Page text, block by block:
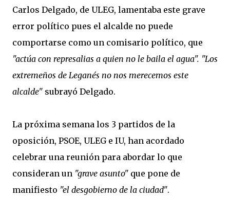
Carlos Delgado, de ULEG, lamentaba este grave
error político pues el alcalde no puede
comportarse como un comisario político, que
"actúa con represalias a quien no le baila el agua". "Los
extremeños de Leganés no nos merecemos este
alcalde" subrayó Delgado.
La próxima semana los 3 partidos de la
oposición, PSOE, ULEG e IU, han acordado
celebrar una reunión para abordar lo que
consideran un "grave asunto" que pone de
manifiesto "el desgobierno de la ciudad".